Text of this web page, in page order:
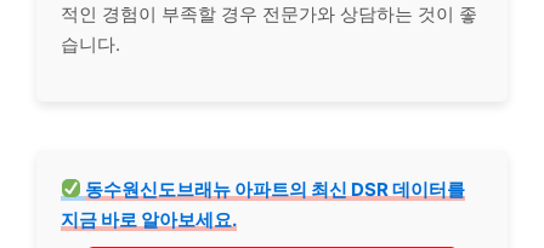
적인 경험이 부족할 경우 전문가와 상담하는 것이 좋
습니다.
동수원신도브래뉴 아파트의 최신 DSR 데이터를
지금 바로 알아보세요.